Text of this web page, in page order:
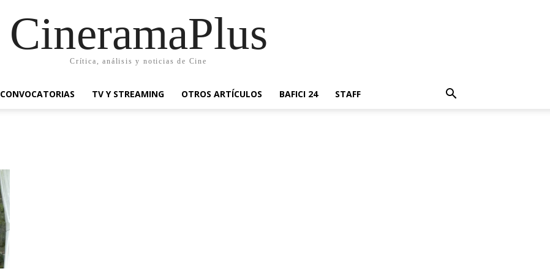
CineramaPlus
Crítica, análisis y noticias de Cine
CONVOCATORIAS TV Y STREAMING OTROS ARTÍCULOS BAFICI 24 STAFF